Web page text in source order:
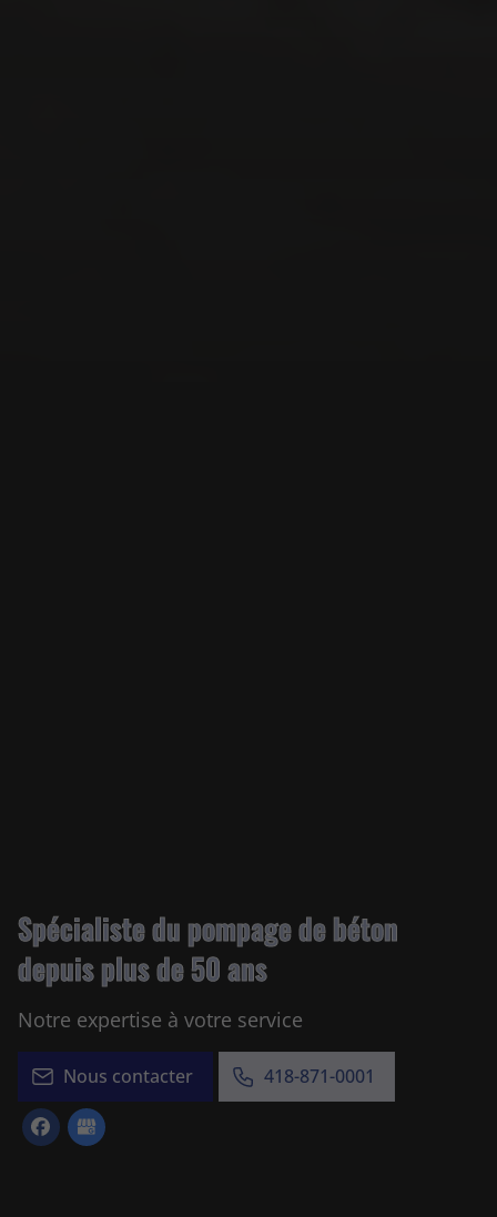
Spécialiste du pompage de béton
depuis plus de 50 ans
Notre expertise à votre service
Nous contacter 418-871-0001